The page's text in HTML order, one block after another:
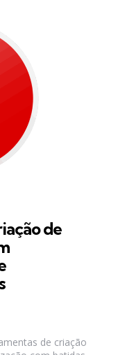
de
de criação